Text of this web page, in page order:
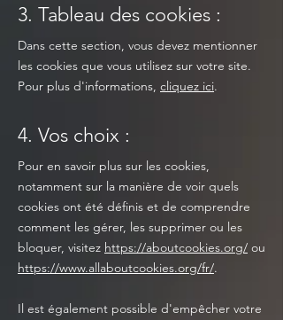
3. Tableau des cookies :
Dans cette section, vous devez mentionner
les cookies que vous utilisez sur votre site.
Pour plus d'informations, cliquez ici.
4. Vos choix :
Pour en savoir plus sur les cookies,
notamment sur la manière de voir quels
cookies ont été définis et de comprendre
comment les gérer, les supprimer ou les
bloquer, visitez https://aboutcookies.org/ ou
https://www.allaboutcookies.org/fr/.
Il est également possible d'empêcher votre